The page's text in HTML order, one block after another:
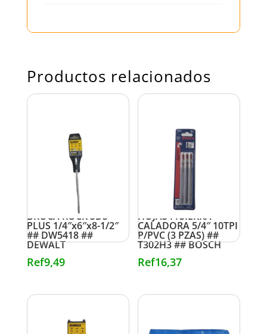
Productos relacionados
BROCA ROCK SDS
PLUS 1/4″x6″x8-1/2″
## DW5418 ##
DEWALT
Ref9,49
HOJAS P/SIERRA
CALADORA 5/4″ 10TPI
P/PVC (3 PZAS) ##
T302H3 ## BOSCH
Ref16,37